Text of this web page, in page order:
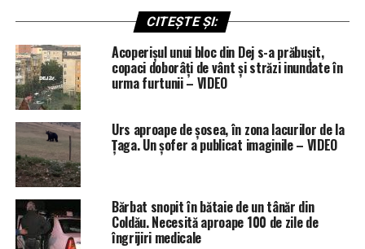
CITEȘTE ȘI:
Acoperișul unui bloc din Dej s-a prăbușit,
copaci doborâți de vânt și străzi inundate în
urma furtunii – VIDEO
Urs aproape de șosea, în zona lacurilor de la
Țaga. Un șofer a publicat imaginile – VIDEO
Bărbat snopit în bătaie de un tânăr din
Coldău. Necesită aproape 100 de zile de
îngrijiri medicale